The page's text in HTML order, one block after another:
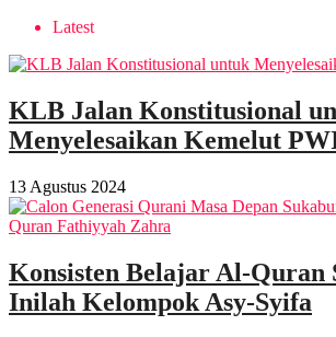
Latest
KLB Jalan Konstitusional
Menyelesaikan Kemelut
13 Agustus 2024
Konsisten Belajar Al-Quran
Inilah Kelompok Asy-Syifa